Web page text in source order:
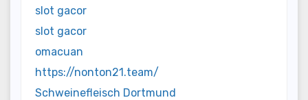
slot gacor
slot gacor
omacuan
https://nonton21.team/
Schweinefleisch Dortmund